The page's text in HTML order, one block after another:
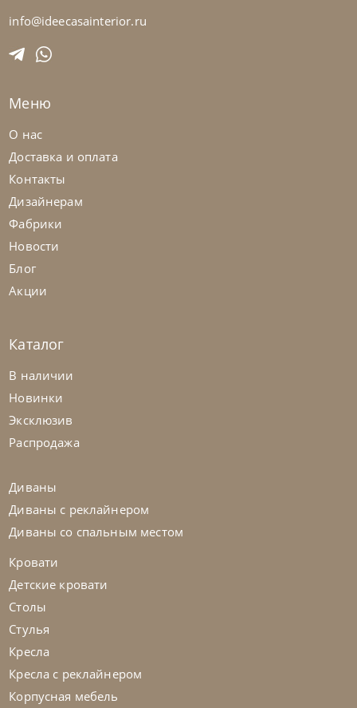
Franco Bianchini
На заказ
Витрина Mtg 3001 K Metropolis
На заказ 45-90 дн
info@ideecasainterior.ru
Меню
О нас
Доставка и оплата
Контакты
Дизайнерам
Фабрики
Новости
Блог
Акции
Каталог
В наличии
Новинки
Эксклюзив
Распродажа
Диваны
Диваны с реклайнером
Диваны со спальным местом
Кровати
Детские кровати
Столы
Стулья
Кресла
Кресла с реклайнером
Корпусная мебель